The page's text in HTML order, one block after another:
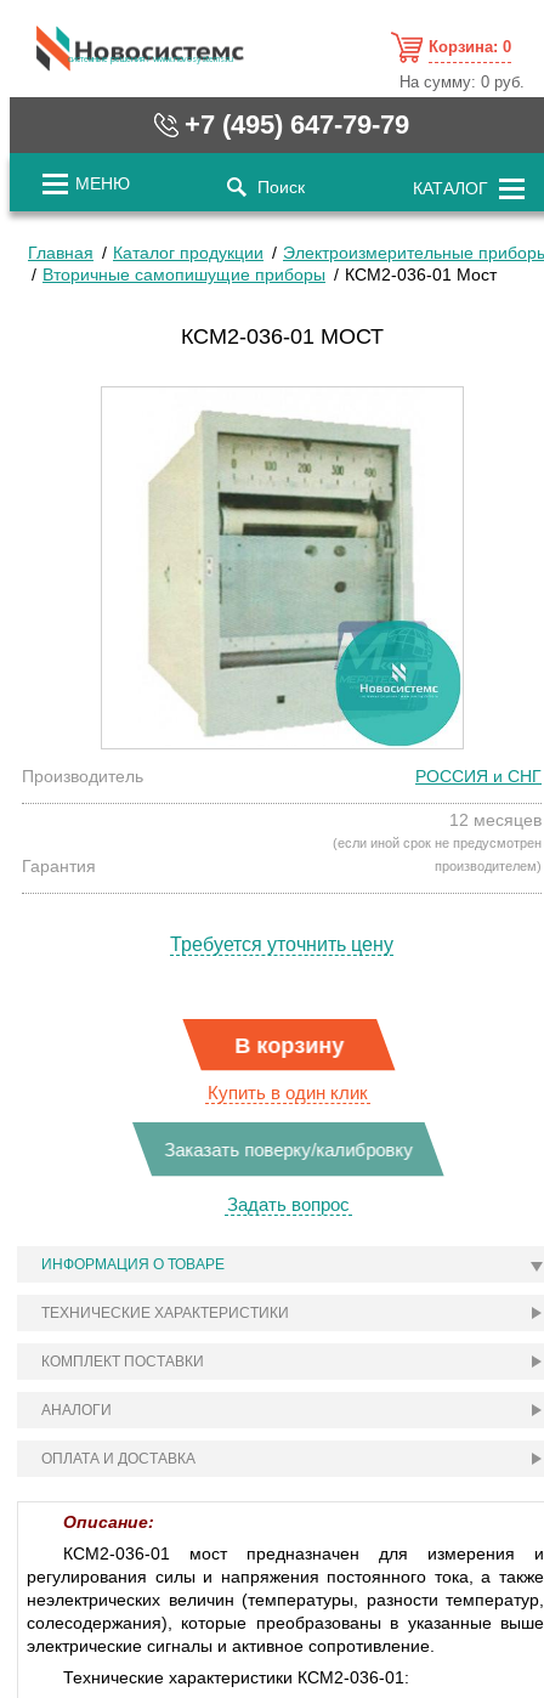
cистемные решения / www.novosystems.ru
Корзина: 0
На сумму:0 руб.
+7 (495) 647-79-79
МЕНЮ Поиск КАТАЛОГ
Главная Каталог продукции
Электроизмерительные
Вторичные самопишущие приборы
КСМ2-036-01 Мост
КСМ2-036-01 МОСТ
Производитель РОССИЯ и СНГ
Гарантия
12 месяцев
(если иной срок не предусмотрен
производителем)
Требуется уточнить цену
В корзину
Купить в один клик
Заказать поверку/калибровку
Задать вопрос
ИНФОРМАЦИЯ О ТОВАРЕ
ТЕХНИЧЕСКИЕ ХАРАКТЕРИСТИКИ
КОМПЛЕКТ ПОСТАВКИ
АНАЛОГИ
ОПЛАТА И ДОСТАВКА
Описание:
КСМ2-036-01 мост предназначен для измерения и
регулирования силы и напряжения постоянного тока, а также
неэлектрических величин (температуры, разности температур,
солесодержания), которые преобразованы в указанные выше
электрические сигналы и активное сопротивление.
Технические характеристики КСМ2-036-01: